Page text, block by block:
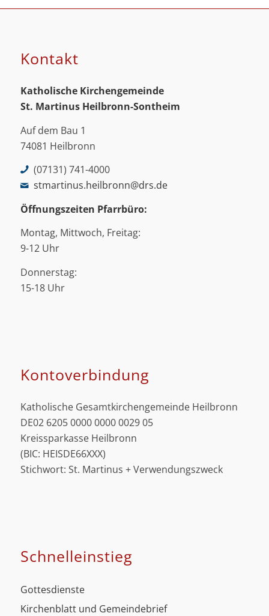
Kontakt
Katholische Kirchengemeinde
St. Martinus Heilbronn-Sontheim
Auf dem Bau 1
74081 Heilbronn
(07131) 741-4000
stmartinus.heilbronn@drs.de
Öffnungszeiten Pfarrbüro:
Montag, Mittwoch, Freitag:
9-12 Uhr
Donnerstag:
15-18 Uhr
Kontoverbindung
Katholische Gesamtkirchengemeinde Heilbronn
DE02 6205 0000 0000 0029 05
Kreissparkasse Heilbronn
(BIC: HEISDE66XXX)
Stichwort: St. Martinus + Verwendungszweck
Schnell­einstieg
Gottesdienste
Kirchenblatt und Gemeindebrief